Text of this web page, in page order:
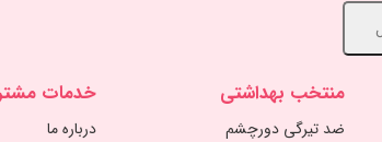
منتخب بهداشتی
ضد تیرگی دورچشم
خدمات
درباره ما